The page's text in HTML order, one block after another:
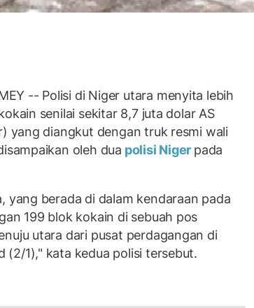
-- Polisi di Niger utara menyita lebih
senilai sekitar 8,7 juta dolar AS
yang diangkut dengan truk resmi wali
oleh dua polisi Niger pada
yang berada di dalam kendaraan pada
199 blok kokain di sebuah pos
utara dari pusat perdagangan di
(2/1)," kata kedua polisi tersebut.